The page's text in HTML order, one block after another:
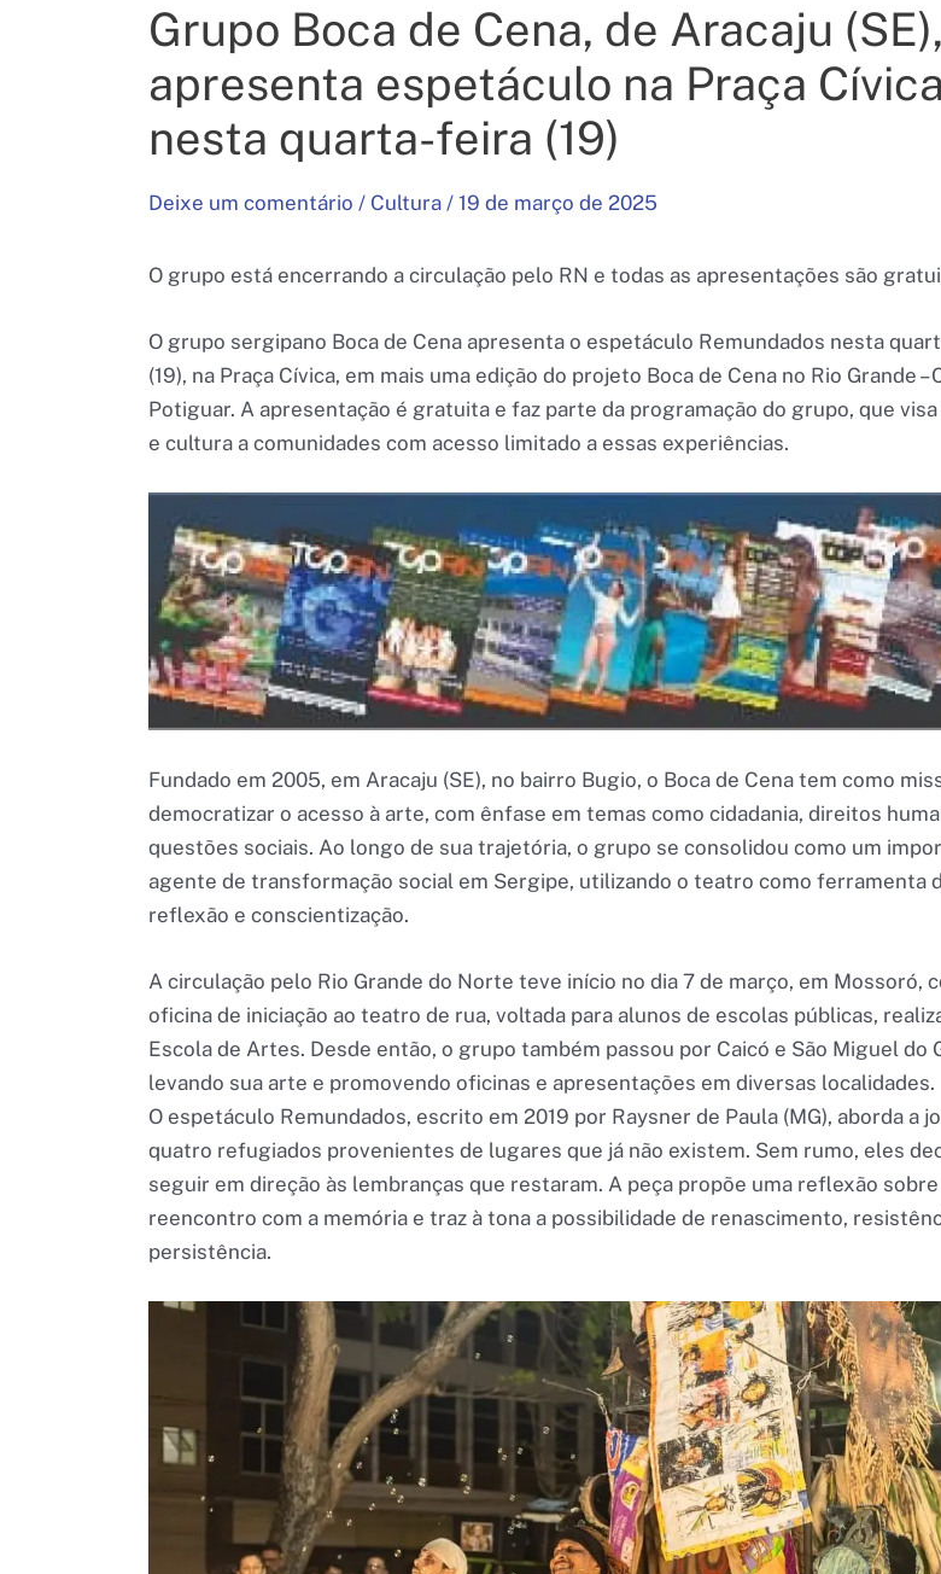
Grupo Boca de Cena, de Aracaju (SE),
apresenta espetáculo na Praça Cívica
nesta quarta-feira (19)
Deixe um comentário / Cultura / 19 de março de 2025
O grupo está encerrando a circulação pelo RN e todas as apresentações são
O grupo sergipano Boca de Cena apresenta o espetáculo Remundados nesta
(19), na Praça Cívica, em mais uma edição do projeto Boca de Cena no Rio Grande –
Potiguar. A apresentação é gratuita e faz parte da programação do grupo, que
e cultura a comunidades com acesso limitado a essas experiências.
Fundado em 2005, em Aracaju (SE), no bairro Bugio, o Boca de Cena tem como
democratizar o acesso à arte, com ênfase em temas como cidadania, direitos
questões sociais. Ao longo de sua trajetória, o grupo se consolidou como um
agente de transformação social em Sergipe, utilizando o teatro como ferramenta
reflexão e conscientização.
A circulação pelo Rio Grande do Norte teve início no dia 7 de março, em Mossoró,
oficina de iniciação ao teatro de rua, voltada para alunos de escolas públicas,
Escola de Artes. Desde então, o grupo também passou por Caicó e São Miguel do
levando sua arte e promovendo oficinas e apresentações em diversas localidades.
O espetáculo Remundados, escrito em 2019 por Raysner de Paula (MG), aborda a
quatro refugiados provenientes de lugares que já não existem. Sem rumo, eles
seguir em direção às lembranças que restaram. A peça propõe uma reflexão sobre
reencontro com a memória e traz à tona a possibilidade de renascimento,
persistência.